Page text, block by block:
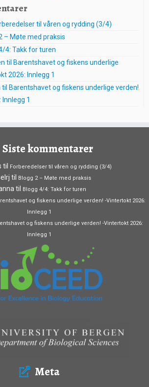
til våren og rydding (3/4)
– Møte med praksis
4: Takk for turen
til Barentshavet og fiskens underlige
2026: Innlegg 1
til Barentshavet og fiskens underlige verden!
1
Siste kommentarer
til Forberedelser til våren og rydding (3/4)
til Blogg 2 – Møte med praksis
til Blogg 4/4: Takk for turen
og fiskens underlige verden! -Vintertokt 2026:
Innlegg 1
og fiskens underlige verden! -Vintertokt 2026:
Innlegg 1
Meta